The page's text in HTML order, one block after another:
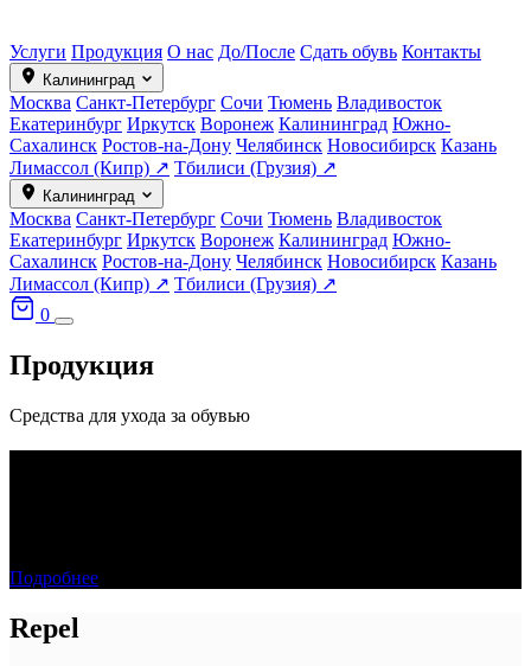
Услуги Продукция О нас До/После Сдать обувь Контакты
Калининград
Москва Санкт-Петербург Сочи Тюмень Владивосток
Екатеринбург Иркутск Воронеж Калининград Южно-
Сахалинск Ростов-на-Дону Челябинск Новосибирск Казань
Лимассол (Кипр) ↗ Тбилиси (Грузия) ↗
Калининград
Москва Санкт-Петербург Сочи Тюмень Владивосток
Екатеринбург Иркутск Воронеж Калининград Южно-
Сахалинск Ростов-на-Дону Челябинск Новосибирск Казань
Лимассол (Кипр) ↗ Тбилиси (Грузия) ↗
0
Продукция
Средства для ухода за обувью
Подробнее
Repel